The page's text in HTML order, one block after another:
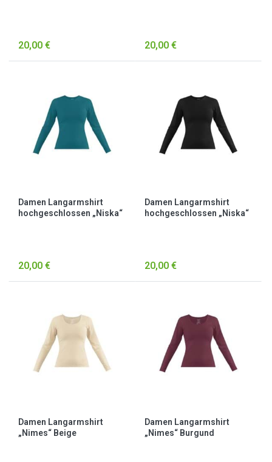
20,00 € 20,00 €
Damen Langarmshirt
hochgeschlossen „Niska“
20,00 €
Damen Langarmshirt
hochgeschlossen „Niska“
20,00 €
Damen Langarmshirt
„Nimes“ Beige
Damen Langarmshirt
„Nimes“ Burgund